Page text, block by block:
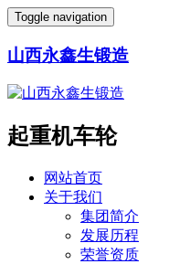
Toggle navigation
山西永鑫生锻造
起重机车轮
网站首页
关于我们
集团简介
发展历程
荣誉资质